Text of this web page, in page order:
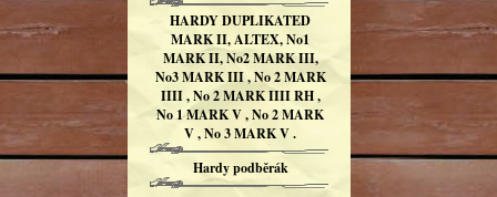
HARDY DUPLIKATED
MARK II, ALTEX, No1
MARK II, No2 MARK III,
No3 MARK III , No 2 MARK
IIII , No 2 MARK IIII RH ,
No 1 MARK V , No 2 MARK
V , No 3 MARK V .
Hardy podběrák